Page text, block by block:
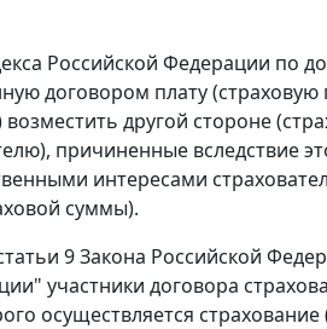
Российской Федерации по
договором плату
другой стороне
причиненные вследствие
интересами
суммы).
9Закона Российской
участники договора
осуществляется страхование